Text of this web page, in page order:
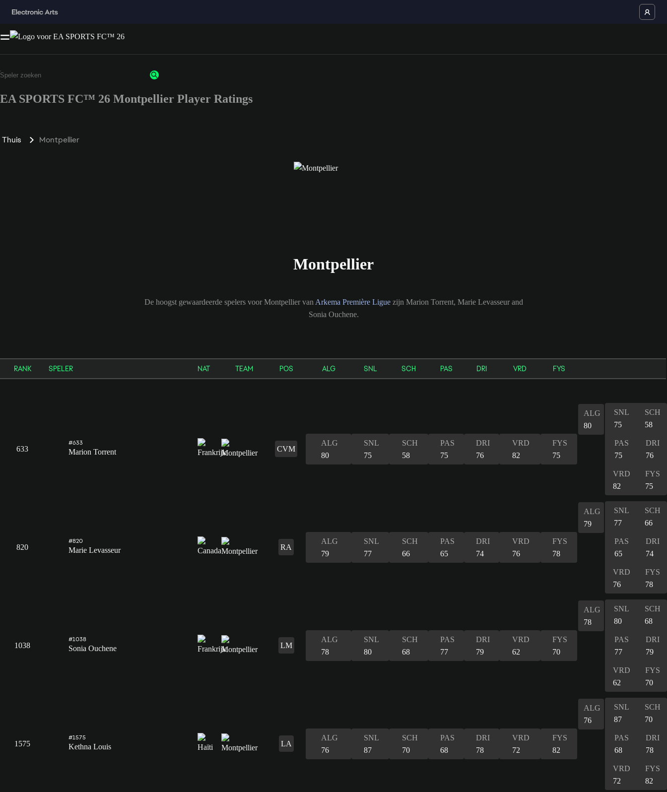
EA SPORTS FC™ 26 Montpellier Player Ratings
Thuis Montpellier
Montpellier
De hoogst gewaardeerde spelers voor Montpellier van Arkema Première Liguezijn Marion Torrent, Marie Levasseur and
Sonia Ouchene.
RANK SPELER NAT TEAM POS ALG SNL SCH PAS DRI VRD FYS
633
#633
Marion Torrent CVM
ALG
80
SNL
75
SCH
58
PAS
75
DRI
76
VRD
82
FYS
75
ALG
80
SNL
75
SCH
58
PAS
75
DRI
76
VRD
82
FYS
75
820
#820
Marie Levasseur RA
ALG
79
SNL
77
SCH
66
PAS
65
DRI
74
VRD
76
FYS
78
ALG
79
SNL
77
SCH
66
PAS
65
DRI
74
VRD
76
FYS
78
1038
#1038
Sonia Ouchene LM
ALG
78
SNL
80
SCH
68
PAS
77
DRI
79
VRD
62
FYS
70
ALG
78
SNL
80
SCH
68
PAS
77
DRI
79
VRD
62
FYS
70
1575
#1575
Kethna Louis LA
ALG
76
SNL
87
SCH
70
PAS
68
DRI
78
VRD
72
FYS
82
ALG
76
SNL
87
SCH
70
PAS
68
DRI
78
VRD
72
FYS
82